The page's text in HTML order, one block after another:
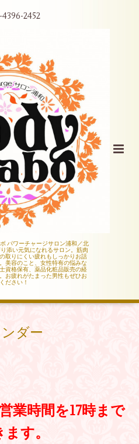
2452
パワーチャージサロン浦和／北
添い元気になれるサロン。筋肉
取りにくい疲れもしっかりお話
美容のこと、女性特有の悩みな
資格保有、薬品化粧品販売の経
お疲れがたまった男性もぜひお
ださい！
ダー
業時間を17時まで
す。